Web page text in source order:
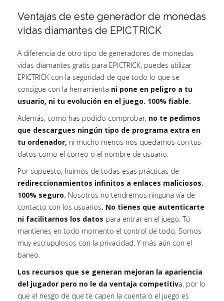
Ventajas de este generador de monedas
vidas diamantes de EPICTRICK
A diferencia de otro tipo de generadores de monedas
vidas diamantes gratis para EPICTRICK, puedes utilizar
EPICTRICK con la seguridad de que todo lo que se
consigue con la herramienta ni pone en peligro a tu
usuario, ni tu evolución en el juego. 100% fiable.
Además, como has podido comprobar, no te pedimos
que descargues ningún tipo de programa extra en
tu ordenador, ni mucho menos nos quedamos con tus
datos como el correo o el nombre de usuario.
Por supuesto, huimos de todas esas prácticas de
redireccionamientos infinitos a enlaces maliciosos.
100% seguro. Nosotros no tendremos ninguna vía de
contacto con los usuarios. No tienes que autenticarte
ni facilitarnos los datos para entrar en el juego. Tú
mantienes en todo momento el control de todo. Somos
muy escrupulosos con la privacidad. Y más aún con el
baneo.
Los recursos que se generan mejoran la apariencia
del jugador pero no le da ventaja competitiva, por lo
que el riesgo de que te capen la cuenta o el juego es